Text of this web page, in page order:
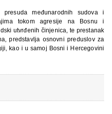
međunarodnih sudova i
tokom agresije na Bosnu i
utvrđenih činjenica, te prestanak
predstavlja osnovni preduslov za
kao i u samoj Bosni i Hercegovini